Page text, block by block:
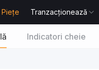
Piețe Tranzacționează
Indicatori cheie